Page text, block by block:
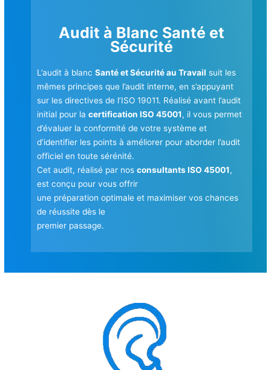
Audit à Blanc Santé et
Sécurité
L’audit à blancSanté et Sécurité au Travail suit les
mêmes principes que l’audit interne, en s’appuyant
sur les directives de l’ISO 19011. Réalisé avant l’audit
initial pour lacertification ISO 45001, il vous permet
d’évaluer la conformité de votre système et
d’identifier les points à améliorer pour aborder l’audit
officiel en toute sérénité.
Cet audit, réalisé par nosconsultants ISO 45001,
est conçu pour vous offrir
une préparation optimale et maximiser vos chances
de réussite dès le
premier passage.